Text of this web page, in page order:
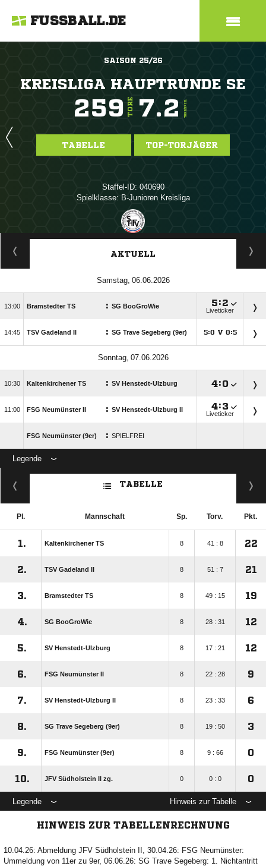
FUSSBALL.DE
SAISON 25/26
KREISLIGA HAUPTRUNDE SE
259 TORE 7.2 TORE/SPIEL
TABELLE TOP-TORJÄGER
Staffel-ID: 040690
Spielklasse: B-Junioren Kreisliga
ANZEIGE
AKTUELL
 
 Bramstedter TS : SG BooGroWie :
Liveticker
 TSV Gadeland II : SG Trave Segeberg (9er) : V :
 
 Kaltenkirchener TS : SV Henstedt-Ulzburg :
 FSG Neumünster II : SV Henstedt-Ulzburg II :
Liveticker
FSG Neumünster (9er) : SPIELFREI
Legende
ANZEIGE
TABELLE
Pl. Mannschaft Sp. Torv. Pkt.
1. Kaltenkirchener TS 8 41 : 8 22
2. TSV Gadeland II 8 51 : 7 21
3. Bramstedter TS 8 49 : 15 19
4. SG BooGroWie 8 28 : 31 12
5. SV Henstedt-Ulzburg 8 17 : 21 12
6. FSG Neumünster II 8 22 : 28 9
7. SV Henstedt-Ulzburg II 8 23 : 33 6
8. SG Trave Segeberg (9er) 8 19 : 50 3
9. FSG Neumünster (9er) 8 9 : 66 0
10. JFV Südholstein II zg. 0 0 : 0 0
Legende Hinweis zur Tabelle
HINWEIS ZUR TABELLENRECHNUNG
10.04.26: Abmeldung JFV Südholstein II, 30.04.26: FSG Neumünster:
Ummeldung von 11er zu 9er, 06.06.26: SG Trave Segeberg: 1. Nichtantritt